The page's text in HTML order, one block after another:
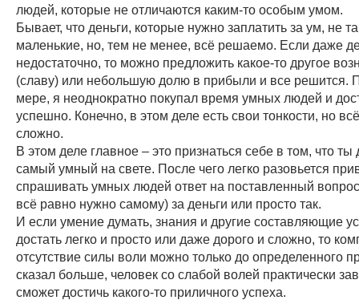
людей, которые не отличаются каким-то особым умом.
Бывает, что деньги, которые нужно заплатить за ум, не
маленькие, но, тем не менее, всё решаемо. Если даже
недостаточно, то можно предложить какое-то другое
(славу) или небольшую долю в прибыли и все решится.
мере, я неоднократно покупал время умных людей и
успешно. Конечно, в этом деле есть свои тонкости, но
сложно.
В этом деле главное – это признаться себе в том, что ты
самый умный на свете. После чего легко разовьется
спрашивать умных людей ответ на поставленный
всё равно нужно самому) за деньги или просто так.
И если умение думать, знания и другие составляющие
достать легко и просто или даже дорого и сложно, то
отсутствие силы воли можно только до определенного
сказал больше, человек со слабой волей практически
сможет достичь какого-то приличного успеха.